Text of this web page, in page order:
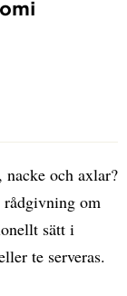
och axlar?
om
sätt i
te serveras.